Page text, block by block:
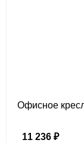
Офисное
11 236 ₽